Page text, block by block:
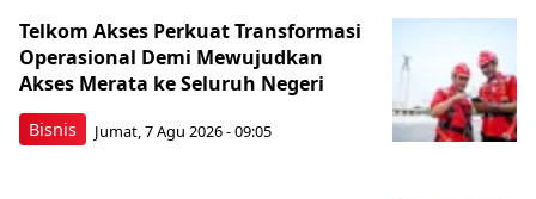
Bisnis
Telkom Akses Perkuat Transformasi
Operasional Demi Mewujudkan
Akses Merata ke Seluruh Negeri
Jumat, 7 Agu 2026 - 09:05